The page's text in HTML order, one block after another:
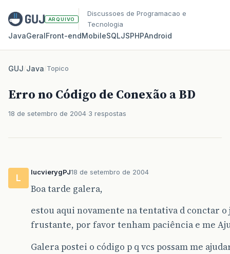
ARQUIVO
Discussoes de Programacao e
Tecnologia
JavaGeralFront‑endMobileSQLJSPHPAndroid
GUJ/Java/Topico
Erro no Código de Conexão a BD
18 de setembro de 2004 3 respostas
L
lucvierygPJ18 de setembro de 2004
Boa tarde galera,
estou aqui novamente na tentativa d conctar o
frustante, por favor tenham paciência e me
Galera postei o código p q vcs possam me